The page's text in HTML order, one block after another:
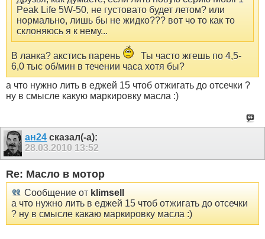
Peak Life 5W-50, не густовато будет летом? или
нормально, лишь бы не жидко??? вот чо то как то
склоняюсь я к нему...
В ланка? акстись парень
Ты часто жгешь по 4,5-
6,0 тыс об/мин в течении часа хотя бы?
а что нужно лить в еджей 15 чтоб отжигать до отсечки ?
ну в смысле какую маркировку масла :)
ан24 сказал(-а):
28.03.2010 13:52
Re: Масло в мотор
Сообщение от klimsell
а что нужно лить в еджей 15 чтоб отжигать до отсечки
? ну в смысле какаю маркировку масла :)